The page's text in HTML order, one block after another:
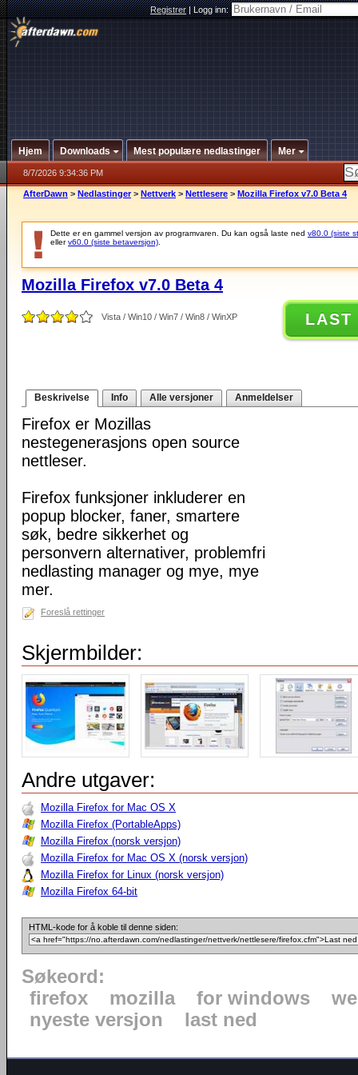
Registrer|Logg inn:
Hjem Downloads Mest populære nedlastinger Mer
8/7/2026 9:34:36 PM
AfterDawn > Nedlastinger > Nettverk > Nettlesere > Mozilla Firefox v7.0 Beta 4
Dette er en gammel versjon av programvaren. Du kan også laste ned v80.0 (siste
ellerv60.0 (siste betaversjon)
Mozilla Firefox v7.0 Beta 4
Vista / Win10 / Win7 / Win8 / WinXP LAST
Beskrivelse Info Alle versjoner Anmeldelser
Firefox er Mozillas
nestegenerasjons open source
nettleser.
Firefox funksjoner inkluderer en
popup blocker, faner, smartere
søk, bedre sikkerhet og
personvern alternativer, problemfri
nedlasting manager og mye, mye
mer.
Foreslå rettinger
Skjermbilder:
Andre utgaver:
Mozilla Firefox for Mac OS X
Mozilla Firefox (PortableApps)
Mozilla Firefox (norsk versjon)
Mozilla Firefox for Mac OS X (norsk versjon)
Mozilla Firefox for Linux (norsk versjon)
Mozilla Firefox 64-bit
HTML-kode for å koble til denne siden:
Søkeord:
firefox
mozilla for windows
nyeste versjon
last ned